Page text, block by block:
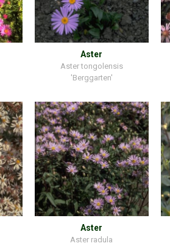
Aster
Aster tongolensis
'Berggarten'
Aster
Aster radula